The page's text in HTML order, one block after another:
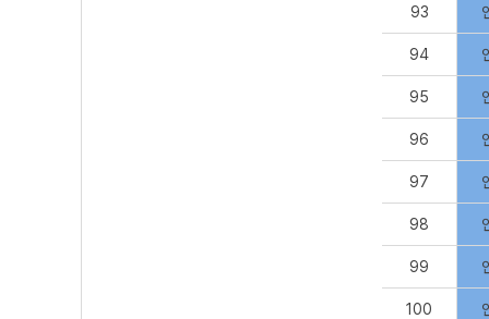
93
94
95
96
97
98
99
100